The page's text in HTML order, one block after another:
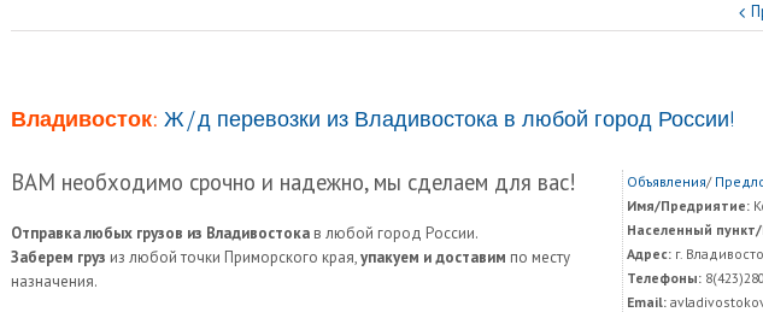
Владивосток: Ж/д перевозки из Владивостока в любой город России!
ВАМ необходимо срочно и надежно, мы сделаем для вас!
Отправка любых грузов из Владивостока в любой город России.
Заберем груз из любой точки Приморского края,упакуем и доставим по месту
назначения.
Объявления/
Имя/Предриятие:
Населенный
Адрес: г.
Телефоны:
Email: